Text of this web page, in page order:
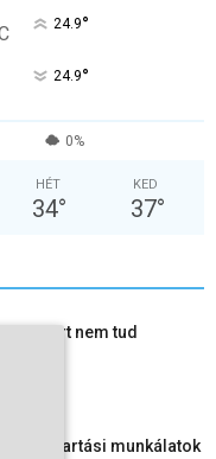
24.9°
24.9°
0%
HÉT
34°
KED
37°
Ezért nem tud
munkálatok